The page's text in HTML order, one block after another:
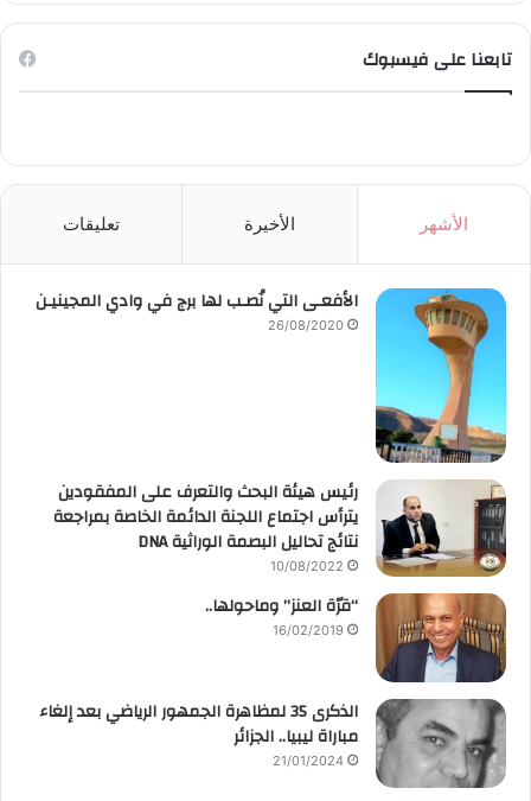
تابعنا على فيسبوك
الأشهر الأخيرة تعليقات
الأفعـى التي نُصـب لها برج في وادي المجينيـن
26/08/2020
رئيس هيئة البحث والتعرف على المفقودين
يترأس اجتماع اللجنة الدائمة الخاصة بمراجعة
نتائج تحاليل البصمة الوراثية DNA
10/08/2022
“قرّة العنز” وماحولها..
16/02/2019
الذكرى 35 لمظاهرة الجمهور الرياضي بعد إلغاء
مباراة ليبيا.. الجزائر
21/01/2024